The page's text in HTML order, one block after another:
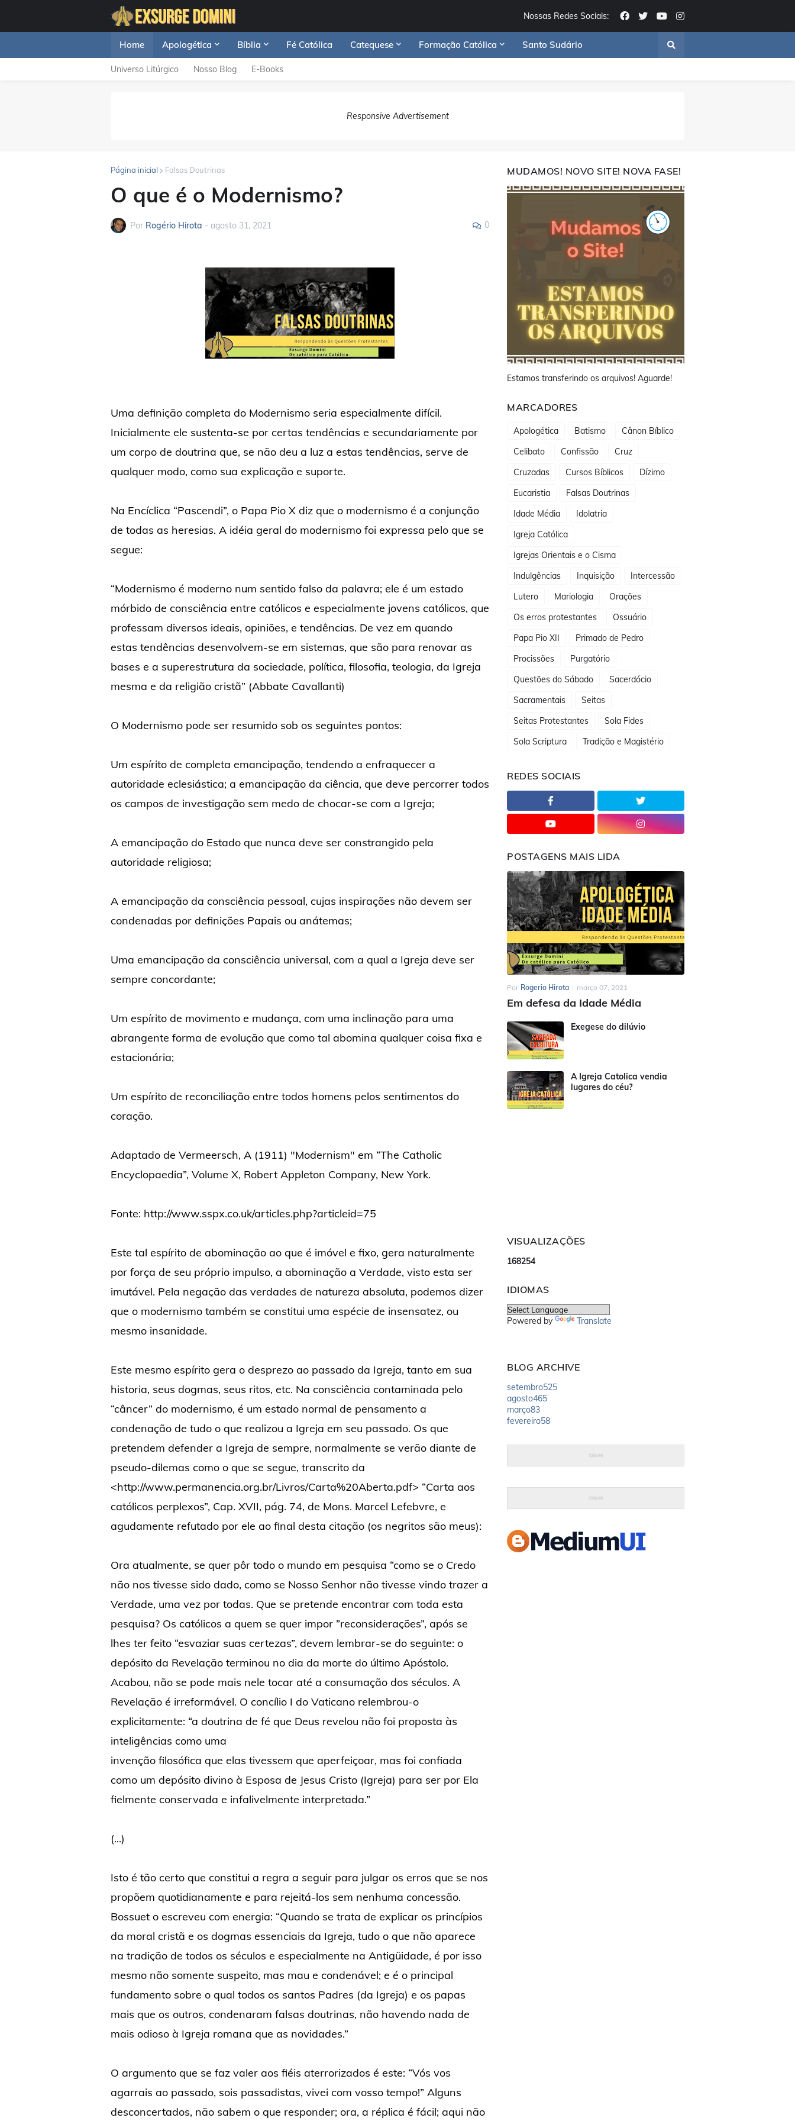
Nossas Redes Sociais:
Home Apologética Bíblia Fé Católica Catequese Formação Católica Santo Sudário
Universo Litúrgico Nosso Blog E-Books
Responsive Advertisement
Página inicial Falsas Doutrinas
O que é o Modernismo?
Por Rogério Hirota - agosto 31, 2021 0
Uma definição completa do Modernismo seria especialmente difícil.
Inicialmente ele sustenta-se por certas tendências e secundariamente por
um corpo de doutrina que, se não deu a luz a estas tendências, serve de
qualquer modo, como sua explicação e suporte.
Na Encíclica “Pascendi”, o Papa Pio X diz que o modernismo é a conjunção
de todas as heresias. A idéia geral do modernismo foi expressa pelo que se
segue:
“Modernismo é moderno num sentido falso da palavra; ele é um estado
mórbido de consciência entre católicos e especialmente jovens católicos, que
professam diversos ideais, opiniões, e tendências. De vez em quando
estas tendências desenvolvem-se em sistemas, que são para renovar as
bases e a superestrutura da sociedade, política, filosofia, teologia, da Igreja
mesma e da religião cristã” (Abbate Cavallanti)
O Modernismo pode ser resumido sob os seguintes pontos:
Um espírito de completa emancipação, tendendo a enfraquecer a
autoridade eclesiástica; a emancipação da ciência, que deve percorrer todos
os campos de investigação sem medo de chocar-se com a Igreja;
A emancipação do Estado que nunca deve ser constrangido pela
autoridade religiosa;
A emancipação da consciência pessoal, cujas inspirações não devem ser
condenadas por definições Papais ou anátemas;
Uma emancipação da consciência universal, com a qual a Igreja deve ser
sempre concordante;
Um espírito de movimento e mudança, com uma inclinação para uma
abrangente forma de evolução que como tal abomina qualquer coisa fixa e
estacionária;
Um espírito de reconciliação entre todos homens pelos sentimentos do
coração.
Adaptado de Vermeersch, A (1911) "Modernism" em “The Catholic
Encyclopaedia”, Volume X, Robert Appleton Company, New York.
Fonte: http://www.sspx.co.uk/articles.php?articleid=75
Este tal espírito de abominação ao que é imóvel e fixo, gera naturalmente
por força de seu próprio impulso, a abominação a Verdade, visto esta ser
imutável. Pela negação das verdades de natureza absoluta, podemos dizer
que o modernismo também se constitui uma espécie de insensatez, ou
mesmo insanidade.
Este mesmo espírito gera o desprezo ao passado da Igreja, tanto em sua
historia, seus dogmas, seus ritos, etc. Na consciência contaminada pelo
“câncer” do modernismo, é um estado normal de pensamento a
condenação de tudo o que realizou a Igreja em seu passado. Os que
pretendem defender a Igreja de sempre, normalmente se verão diante de
pseudo-dilemas como o que se segue, transcrito da
<http://www.permanencia.org.br/Livros/Carta%20Aberta.pdf> “Carta aos
católicos perplexos”, Cap. XVII, pág. 74, de Mons. Marcel Lefebvre, e
agudamente refutado por ele ao final desta citação (os negritos são meus):
Ora atualmente, se quer pôr todo o mundo em pesquisa “como se o Credo
não nos tivesse sido dado, como se Nosso Senhor não tivesse vindo trazer a
Verdade, uma vez por todas. Que se pretende encontrar com toda esta
pesquisa? Os católicos a quem se quer impor ”reconsiderações”, após se
lhes ter feito “esvaziar suas certezas”, devem lembrar-se do seguinte: o
depósito da Revelação terminou no dia da morte do último Apóstolo.
Acabou, não se pode mais nele tocar até a consumação dos séculos. A
Revelação é irreformável. O concílio I do Vaticano relembrou-o
explicitamente: “a doutrina de fé que Deus revelou não foi proposta às
inteligências como uma
invenção filosófica que elas tivessem que aperfeiçoar, mas foi confiada
como um depósito divino à Esposa de Jesus Cristo (Igreja) para ser por Ela
fielmente conservada e infalivelmente interpretada.”
(...)
Isto é tão certo que constitui a regra a seguir para julgar os erros que se nos
propõem quotidianamente e para rejeitá-los sem nenhuma concessão.
Bossuet o escreveu com energia: “Quando se trata de explicar os princípios
da moral cristã e os dogmas essenciais da Igreja, tudo o que não aparece
na tradição de todos os séculos e especialmente na Antigüidade, é por isso
mesmo não somente suspeito, mas mau e condenável; e é o principal
fundamento sobre o qual todos os santos Padres (da Igreja) e os papas
mais que os outros, condenaram falsas doutrinas, não havendo nada de
mais odioso à Igreja romana que as novidades.”
O argumento que se faz valer aos fiéis aterrorizados é este: “Vós vos
agarrais ao passado, sois passadistas, vivei com vosso tempo!” Alguns
desconcertados, não sabem o que responder; ora, a réplica é fácil; aqui não
MUDAMOS! NOVO SITE! NOVA FASE!
Estamos transferindo os arquivos! Aguarde!
MARCADORES
Apologética Batismo
Cânon Bíblico
Celibato
Confissão
Cruz
Cruzadas
Cursos Bíblicos
Dízimo
Eucaristia
Falsas Doutrinas
Idade Média
Idolatria
Igreja Católica
Igrejas Orientais e o Cisma
Indulgências
Inquisição
Intercessão
Lutero
Mariologia
Orações
Os erros protestantes
Ossuário
Papa Pio XII
Primado de Pedro
Procissões
Purgatório
Questões do Sábado
Sacerdócio
Sacramentais
Seitas
Seitas Protestantes
Sola Fides
Sola Scriptura
Tradição e Magistério
REDES SOCIAIS
POSTAGENS MAIS LIDA
Por Rogerio Hirota - março 07, 2021
Em defesa da Idade Média
Exegese do dilúvio
A Igreja Catolica vendia
lugares do céu?
VISUALIZAÇÕES
168254
IDIOMAS
Powered by Translate
BLOG ARCHIVE
setembro525
agosto465
março83
fevereiro58